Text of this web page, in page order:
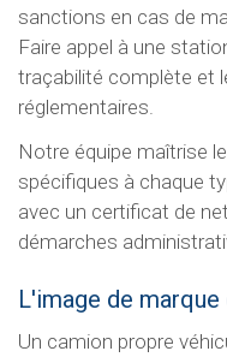
sanctions en cas de
Faire appel à une
traçabilité complète et
réglementaires.
Notre équipe maîtrise
spécifiques à chaque
avec un certificat de
démarches
L'image de
Un camion propre